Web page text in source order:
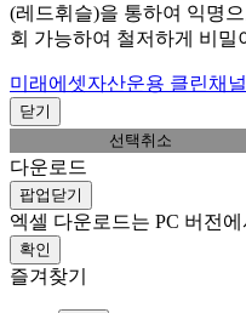
(레드휘슬)을 통하여 익명
회 가능하여 철저하게 비밀
미래에셋자산운용 클린채널
닫기
선택취소
다운로드
팝업닫기
엑셀 다운로드는 PC 버전
확인
즐겨찾기